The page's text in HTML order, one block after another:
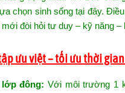
chọn sinh sống tại đây.
đòi hỏi tư duy – kỹ năng –
ưu việt – tối ưu thời
đông: Với môi trường 1